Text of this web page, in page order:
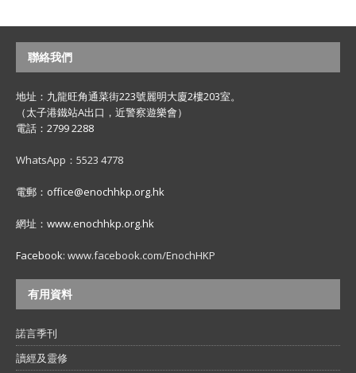
聯絡我們
地址：九龍旺角通菜街223號麗明大廈2樓203室。
（太子港鐵站A出口，近警察遊樂會）
電話：2799 2288
WhatsApp：5523 4778
電郵：office@enochhkp.org.hk
網址：www.enochhkp.org.hk
Facebook: www.facebook.com/EnochHKP
有用資料
諾言季刊
讀經及靈修